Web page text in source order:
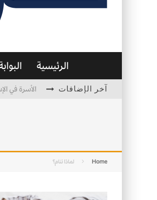
الرئيسية
آخر الإضافات الأسرة في
Home لماذا ننام؟